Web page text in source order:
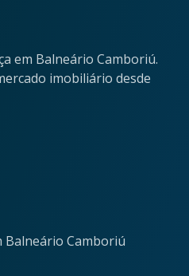
em Balneário Camboriú.
imobiliário desde
Balneário Camboriú